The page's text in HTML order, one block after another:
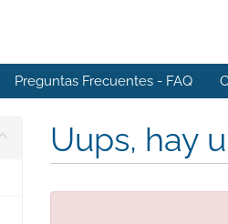
Preguntas Frecuentes - FAQ
Uups, hay